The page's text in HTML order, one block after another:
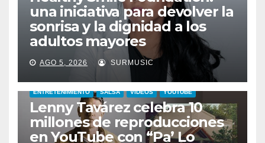
una iniciativa para devolver la
sonrisa y la dignidad a los
adultos mayores
AGO 5, 2026 SURMUSIC
ENTRETENIMIENTO SALSA VIDEOS YOUTUBE
Lenny Tavárez celebra 10
millones de reproducciones
en YouTube con “Pa’ Lo